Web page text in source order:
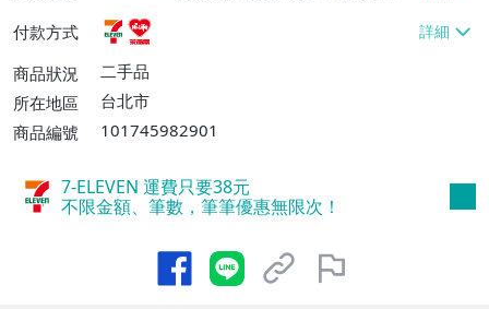
貨付款【免運費】
付款方式
商品狀況
二手品
所在地區
台北市
商品編號
101745982901
7-ELEVEN 運費只要38元
不限金額、筆數，筆筆優惠無限次！